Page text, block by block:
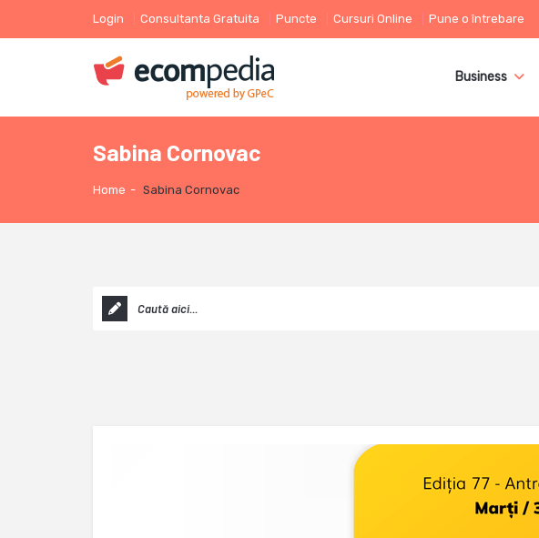
Login Consultanta Gratuita Puncte Cursuri Online Pune o întrebare
Business
Sabina Cornovac
Home - Sabina Cornovac